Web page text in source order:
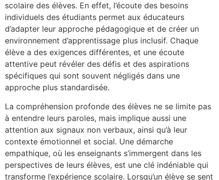
scolaire des élèves. En effet, l’écoute des besoins
individuels des étudiants permet aux éducateurs
d’adapter leur approche pédagogique et de créer un
environnement d’apprentissage plus inclusif. Chaque
élève a des exigences différentes, et une écoute
attentive peut révéler des défis et des aspirations
spécifiques qui sont souvent négligés dans une
approche plus standardisée.
La compréhension profonde des élèves ne se limite pas
à entendre leurs paroles, mais implique aussi une
attention aux signaux non verbaux, ainsi qu’à leur
contexte émotionnel et social. Une démarche
empathique, où les enseignants s’immergent dans les
perspectives de leurs élèves, est une clé indéniable qui
transforme l’expérience scolaire. Lorsqu’un élève se sent